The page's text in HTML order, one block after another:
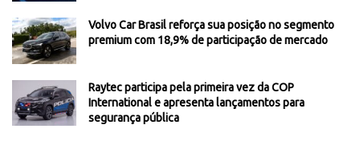
Volvo Car Brasil reforça sua posição no segmento
premium com 18,9% de participação de mercado
Raytec participa pela primeira vez da COP
International e apresenta lançamentos para
segurança pública